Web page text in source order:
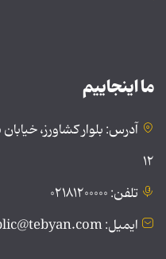
ما اینجاییم
آدرس: بلوار کشاورز،
۱۲
تلفن: ۰۲۱۸۱۲۰۰۰۰۰
ایمیل: public@tebyan.com